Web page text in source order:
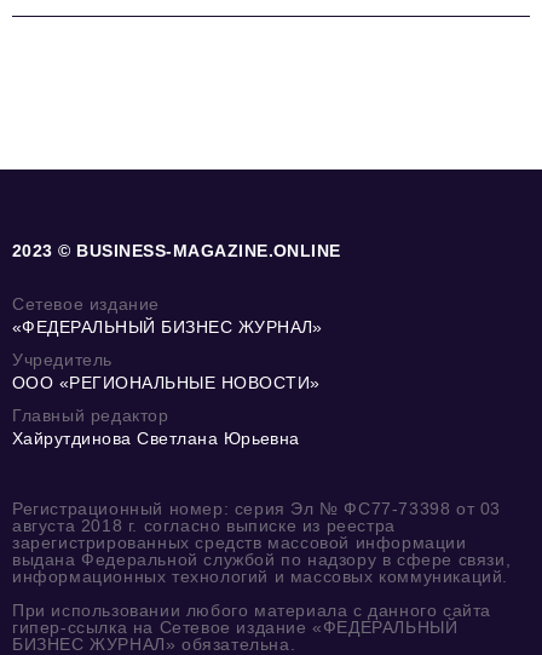
2023 © BUSINESS-MAGAZINE.ONLINE
Сетевое издание
«ФЕДЕРАЛЬНЫЙ БИЗНЕС ЖУРНАЛ»
Учредитель
ООО «РЕГИОНАЛЬНЫЕ НОВОСТИ»
Главный редактор
Хайрутдинова Светлана Юрьевна
Регистрационный номер: серия Эл № ФС77-73398 от 03
августа 2018 г. согласно выписке из реестра
зарегистрированных средств массовой информации
выдана Федеральной службой по надзору в сфере связи,
информационных технологий и массовых коммуникаций.
При использовании любого материала с данного сайта
гипер-ссылка на Сетевое издание «ФЕДЕРАЛЬНЫЙ
БИЗНЕС ЖУРНАЛ» обязательна.